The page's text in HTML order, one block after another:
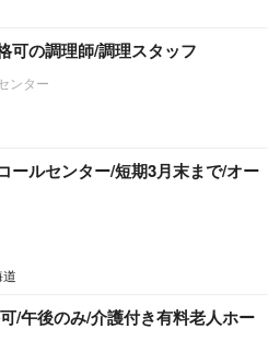
可の調理師/調理スタッフ
ンター
ールセンター/短期3月末まで/オー
/午後のみ/介護付き有料老人ホー